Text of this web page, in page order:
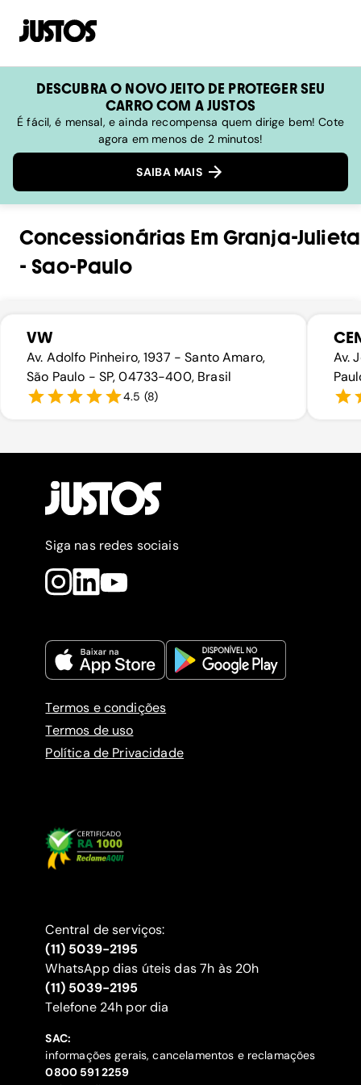
DESCUBRA O NOVO JEITO DE PROTEGER SEU
CARRO COM A JUSTOS
É fácil, é mensal, e ainda recompensa quem dirige bem! Cote
agora em menos de 2 minutos!
SAIBA MAIS
Concessionárias Em Granja-Julieta
- Sao-Paulo
VW
Av. Adolfo Pinheiro, 1937 - Santo Amaro,
São Paulo - SP, 04733-400, Brasil
4.5 (8)
Av.
Siga nas redes sociais
Termos e condições
Termos de uso
Política de Privacidade
Central de serviços:
(11) 5039-2195
WhatsApp dias úteis das 7h às 20h
(11) 5039-2195
‍Telefone 24h por dia
SAC:
informações gerais, cancelamentos e reclamações
‍0800 591 2259